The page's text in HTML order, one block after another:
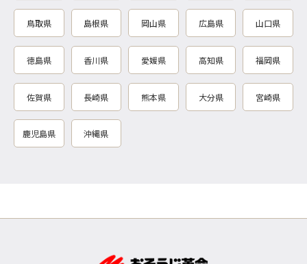
鳥取県 島根県 岡山県 広島県 山口県
徳島県 香川県 愛媛県 高知県 福岡県
佐賀県 長崎県 熊本県 大分県 宮崎県
鹿児島県 沖縄県